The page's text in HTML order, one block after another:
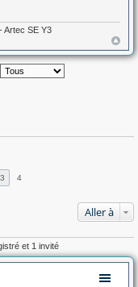
Artec SE Y3
3 4
Aller à
et 1 invité